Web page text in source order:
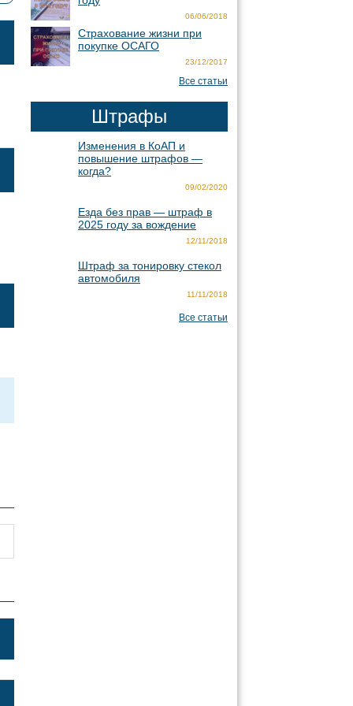
06/06/2018
Страхование жизни при
покупке ОСАГО
23/12/2017
Все статьи
Штрафы
Изменения в КоАП и
повышение штрафов —
когда?
09/02/2020
Езда без прав — штраф в
2025 году за вождение
12/11/2018
Штраф за тонировку стекол
автомобиля
11/11/2018
Все статьи